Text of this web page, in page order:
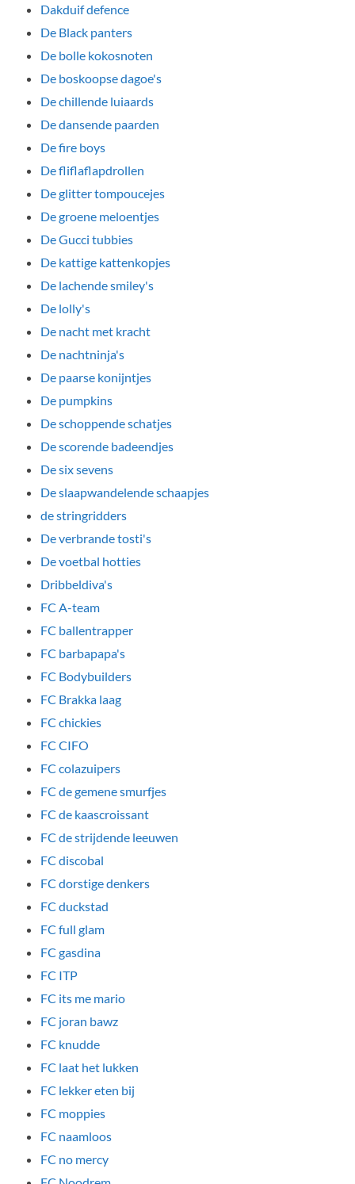
Dakduif defence
De Black panters
De bolle kokosnoten
De boskoopse dagoe's
De chillende luiaards
De dansende paarden
De fire boys
De fliflaflapdrollen
De glitter tompoucejes
De groene meloentjes
De Gucci tubbies
De kattige kattenkopjes
De lachende smiley's
De lolly's
De nacht met kracht
De nachtninja's
De paarse konijntjes
De pumpkins
De schoppende schatjes
De scorende badeendjes
De six sevens
De slaapwandelende schaapjes
de stringridders
De verbrande tosti's
De voetbal hotties
Dribbeldiva's
FC A-team
FC ballentrapper
FC barbapapa's
FC Bodybuilders
FC Brakka laag
FC chickies
FC CIFO
FC colazuipers
FC de gemene smurfjes
FC de kaascroissant
FC de strijdende leeuwen
FC discobal
FC dorstige denkers
FC duckstad
FC full glam
FC gasdina
FC ITP
FC its me mario
FC joran bawz
FC knudde
FC laat het lukken
FC lekker eten bij
FC moppies
FC naamloos
FC no mercy